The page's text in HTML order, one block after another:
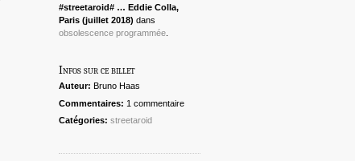
#streetaroid# … Eddie Colla,
Paris (juillet 2018) dans
obsolescence programmée
Infos sur ce billet
Auteur: Bruno Haas
Commentaires: 1 commentaire
Catégories: streetaroid